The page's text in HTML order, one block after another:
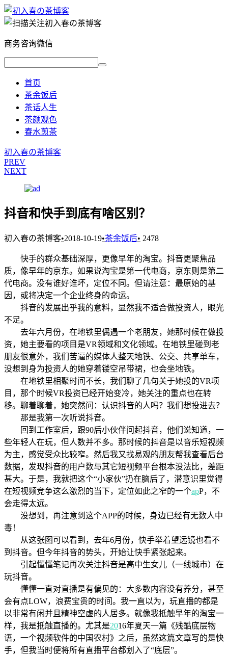
商务咨询微信
首页
茶余饭后
茶话人生
茶颜观色
春水煎茶
初入春の茶博客
PREV
NEXT
抖音和快手到底有啥区别？
初入春の茶博客•2018-10-19•茶余饭后• 2478
快手的群众基础深厚，更像早年的淘宝。抖音更聚焦品
质，像早年的京东。如果说淘宝是第一代电商，京东则是第二
代电商。没有谁好谁坏，定位不同。但请注意：最原始的基
因，或将决定一个企业终身的命运。
抖音的发展出乎我的意料，显然我不适合做投资人，眼光
不足。
去年六月份，在地铁里偶遇一个老朋友，她那时候在做投
资，她主要看的项目是VR领域和文化领域。在地铁里碰到老
朋友很意外，我们苦逼的媒体人整天地铁、公交、共享单车，
没想到身为投资人的她穿着镂空吊带裙，也会坐地铁。
在地铁里相聚时间不长，我们聊了几句关于她投的VR项
目，那个时候VR投资已经开始变冷，她关注的重点也在转
移。聊着聊着，她突然问：认识抖音的人吗？我们想投进去？
那是我第一次听说抖音。
回到工作室后，跟90后小伙伴问起抖音，他们说知道，一
些年轻人在玩，但人数并不多。那时候的抖音是以音乐短视频
为主，感觉受众比较窄。然后我又找易观的朋友帮我查看后台
数据，发现抖音的用户数与其它短视频平台根本没法比，差距
甚大。于是，我就把这个“小家伙”扔在脑后了，潜意识里觉得
在短视频竞争这么激烈的当下，定位如此之窄的一个apP，不
会走得太远。
没想到，再注意到这个APP的时候，身边已经有无数人中
毒！
从这张图可以看到，去年6月份，快手举着望远镜也看不
到抖音。但今年抖音的势头，开始让快手紧张起来。
引起懂懂笔记再次关注抖音是高中生女儿（一线城市）在
玩抖音。
懂懂一直对直播是有偏见的：大多数内容没有养分，甚至
会有点LOW，浪费宝贵的时间。我一直以为，玩直播的都是
以非常有闲并且精神空虚的人居多。就像我抵触早年的淘宝一
样，我是抵触直播的。尤其是2016年夏天一篇《残酷底层物
语，一个视频软件的中国农村》之后，虽然这篇文章写的是快
手，但我当时便将所有直播平台都划入了“底层”。